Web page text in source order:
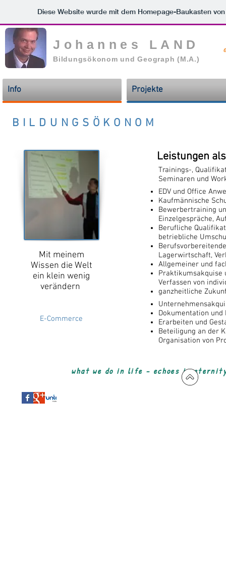
Diese Website wurde mit dem Homepage-Baukasten
Johannes LAND
Bildungsökonom und Geograph (M.A.)
Info Projekte
Mit meinem
Wissen die Welt
ein klein wenig
verändern
E-Commerce
Leistungen
Trainings-,
Seminaren und
EDV und Office
Kaufmännische
Bewerbertraining
Einzelgespräche,
Berufliche
betriebliche
Lagerwirtschaft,
Allgemeiner und
Praktikumsakquise
Verfassen von
ganzheitliche
Dokumentation
Erarbeiten und
Beteiligung an der
Organisation von
what we do in life - echoes in